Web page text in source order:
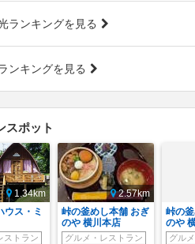
ランキングを見る
ンキングを見る
スポット
1.34km
ウス・ミ
ストラン
2.57km
峠の釜めし本舗 おぎ
のや 横川本店
グルメ・レストラン
峠の
のや
グル